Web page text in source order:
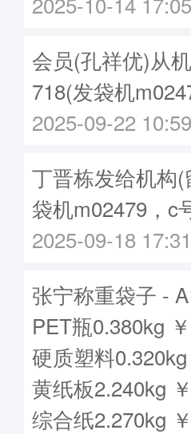
会员(孔祥优)从
718(发袋机
2025-09-22
丁晋栋发给机构
袋机m02479，c
2025-09-18
张宁称重袋子 -
PET瓶0.380kg
硬质塑料
黄纸板2.240kg
综合纸2.270kg